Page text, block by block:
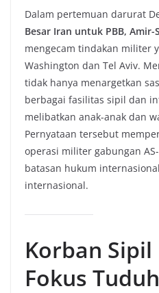
Dalam pertemuan darurat
Besar Iran untuk PBB, Amir-
mengecam tindakan militer
Washington dan Tel Aviv.
tidak hanya menargetkan
berbagai fasilitas sipil dan
melibatkan anak-anak dan
Pernyataan tersebut
operasi militer gabungan
batasan hukum
internasional.
Korban
Fokus